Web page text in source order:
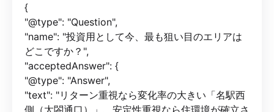
{
"@type": "Question",
"name": "投資用として今、最も狙い目のエリアは
どこですか？",
"acceptedAnswer": {
"@type": "Answer",
"text": "リターン重視なら変化率の大きい「名駅西
側（太閤通口）」、安定性重視なら住環境が確立さ